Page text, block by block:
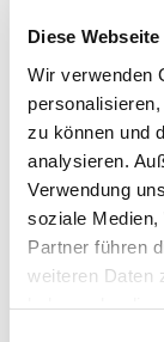
Diese
Wir verwenden
zu können und
analysieren.
Verwendung
soziale Medien,
Partner führen
weiteren Daten